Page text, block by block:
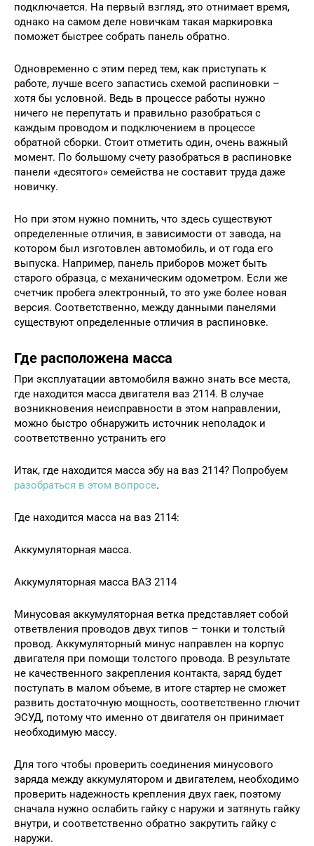
подключается. На первый взгляд, это отнимает время,
однако на самом деле новичкам такая маркировка
поможет быстрее собрать панель обратно.
Одновременно с этим перед тем, как приступать к
работе, лучше всего запастись схемой распиновки –
хотя бы условной. Ведь в процессе работы нужно
ничего не перепутать и правильно разобраться с
каждым проводом и подключением в процессе
обратной сборки. Стоит отметить один, очень важный
момент. По большому счету разобраться в распиновке
панели «десятого» семейства не составит труда даже
новичку.
Но при этом нужно помнить, что здесь существуют
определенные отличия, в зависимости от завода, на
котором был изготовлен автомобиль, и от года его
выпуска. Например, панель приборов может быть
старого образца, с механическим одометром. Если же
счетчик пробега электронный, то это уже более новая
версия. Соответственно, между данными панелями
существуют определенные отличия в распиновке.
Где расположена масса
При эксплуатации автомобиля важно знать все места,
где находится масса двигателя ваз 2114. В случае
возникновения неисправности в этом направлении,
можно быстро обнаружить источник неполадок и
соответственно устранить его
Итак, где находится масса эбу на ваз 2114? Попробуем
разобраться в этом вопросе.
Где находится масса на ваз 2114:
Аккумуляторная масса.
Аккумуляторная масса ВАЗ 2114
Минусовая аккумуляторная ветка представляет собой
ответвления проводов двух типов – тонки и толстый
провод. Аккумуляторный минус направлен на корпус
двигателя при помощи толстого провода. В результате
не качественного закрепления контакта, заряд будет
поступать в малом объеме, в итоге стартер не сможет
развить достаточную мощность, соответственно глючит
ЭСУД, потому что именно от двигателя он принимает
необходимую массу.
Для того чтобы проверить соединения минусового
заряда между аккумулятором и двигателем, необходимо
проверить надежность крепления двух гаек, поэтому
сначала нужно ослабить гайку с наружи и затянуть гайку
внутри, и соответственно обратно закрутить гайку с
наружи.